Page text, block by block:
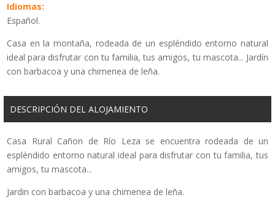
Idiomas:
Español.
Casa en la montaña, rodeada de un espléndido entorno natural
ideal para disfrutar con tu familia, tus amigos, tu mascota... Jardín
con barbacoa y una chimenea de leña.
DESCRIPCIÓN DEL ALOJAMIENTO
Casa Rural Cañon de Río Leza se encuentra rodeada de un
espléndido entorno natural ideal para disfrutar con tu familia, tus
amigos, tu mascota...
Jardin con barbacoa y una chimenea de leña.